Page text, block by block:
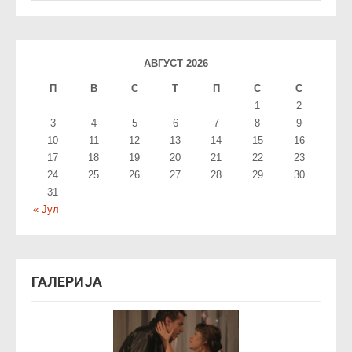
АВГУСТ 2026
П В С T П С С
« Јул
1
2
3
4 5 6 7 8
9
10
11 12 13 14 15
16
17
18 19 20 21 22
23
24
25 26 27 28 29
30
31
ГАЛЕРИЈА